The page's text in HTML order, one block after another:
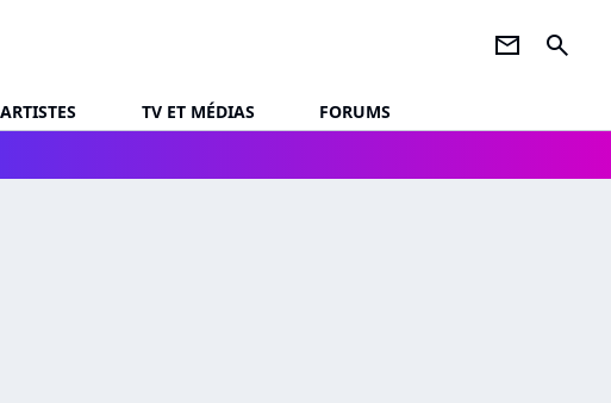
newsletter search
ARTISTES TV ET MÉDIAS
FORUMS